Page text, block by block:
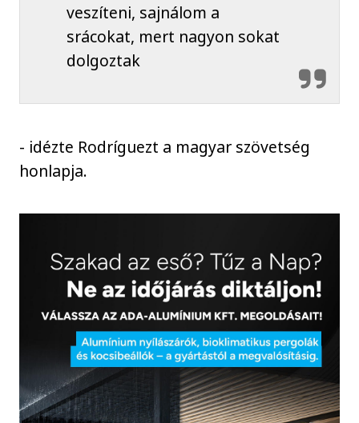
veszíteni, sajnálom a
srácokat, mert nagyon sokat
dolgoztak
- idézte Rodríguezt a magyar szövetség
honlapja.